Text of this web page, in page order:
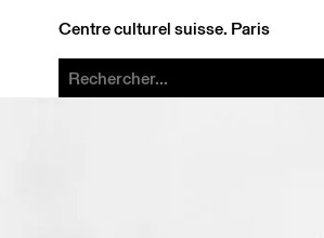
Centre culturel suisse. Paris